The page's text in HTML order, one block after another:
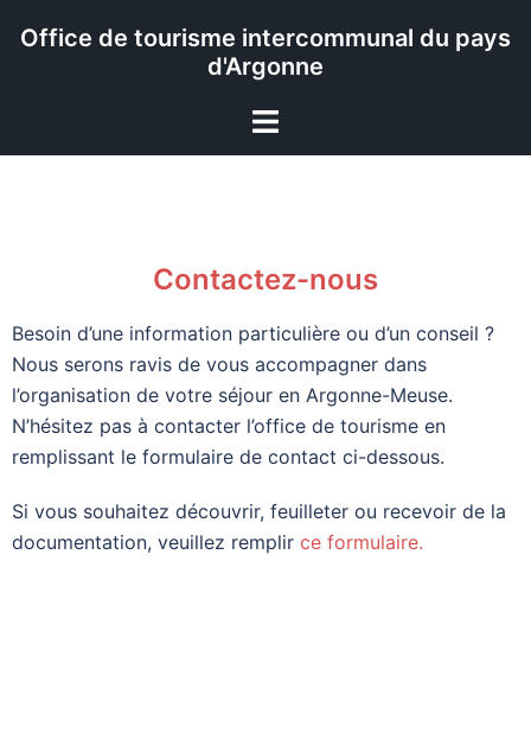
Office de tourisme intercommunal du pays
d'Argonne
Contactez-nous
Besoin d’une information particulière ou d’un conseil ?
Nous serons ravis de vous accompagner dans
l’organisation de votre séjour en Argonne-Meuse.
N’hésitez pas à contacter l’office de tourisme en
remplissant le formulaire de contact ci-dessous.
Si vous souhaitez découvrir, feuilleter ou recevoir de la
documentation, veuillez remplir ce formulaire.